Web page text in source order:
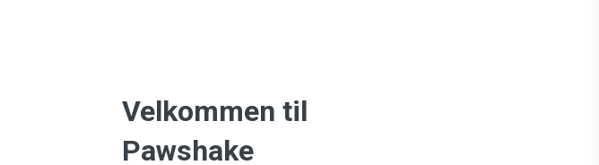
Velkommen til
Pawshake